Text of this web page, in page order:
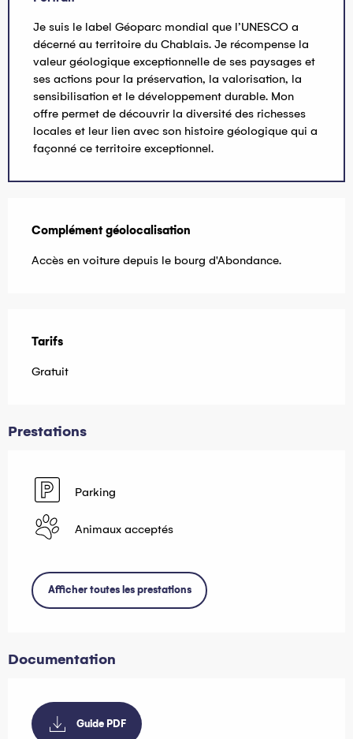
Je suis le label Géoparc mondial que l’UNESCO a
décerné au territoire du Chablais. Je récompense la
valeur géologique exceptionnelle de ses paysages et
ses actions pour la préservation, la valorisation, la
sensibilisation et le développement durable. Mon
offre permet de découvrir la diversité des richesses
locales et leur lien avec son histoire géologique qui a
façonné ce territoire exceptionnel.
Complément géolocalisation
Complément géolocalisation
Accès en voiture depuis le bourg d'Abondance.
Tarifs
Gratuit
Prestations
Parking
Animaux acceptés
Afficher toutes les prestations
Documentation
Guide PDF